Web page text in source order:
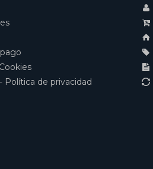
Política de privacidad